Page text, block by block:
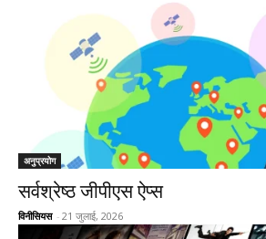
अनुप्रयोग
सर्वश्रेष्ठ जीपीएस ऐप्स
विनीसियस - 21 जुलाई, 2026